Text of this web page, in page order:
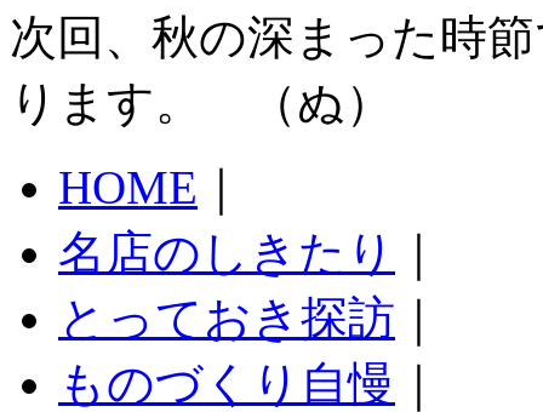
次回、秋の深まった時
ります。 （ぬ）
HOME
名店のしきたり
とっておき探訪
ものづくり自慢